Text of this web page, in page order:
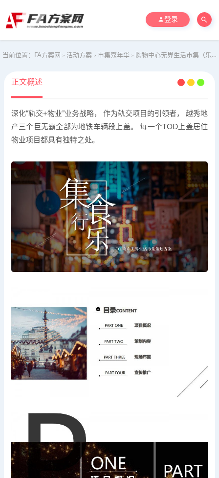
登录
当前位置： FA方案网 > 活动方案 > 市集嘉年华 > 购物中心无界生活市集（乐越樾悦主题）活动策划方案-50P
正文概述
深化“轨交+物业”业务战略， 作为轨交项目的引领者， 越秀地
产三个巨无霸全部为地铁车辆段上盖。 每一个TOD上盖居住
物业项目都具有独特之处。